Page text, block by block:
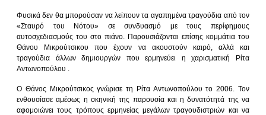
Φυσικά δεν θα μπορούσαν να λείπουν τα αγαπημένα τραγούδια από τον
«Σταυρό του Νότου» σε συνδυασμό με τους περίφημους
αυτοσχεδιασμούς του στο πιάνο. Παρουσιάζονται επίσης κομμάτια του
Θάνου Μικρούτσικου που έχουν να ακουστούν καιρό, αλλά και
τραγούδια άλλων δημιουργών που ερμηνεύει η χαρισματική Ρίτα
Αντωνοπούλου .
Ο Θάνος Μικρούτσικος γνώρισε τη Ρίτα Αντωνοπούλου το 2006. Τον
ενθουσίασε αμέσως η σκηνική της παρουσία και η δυνατότητά της να
αφομοιώνει τους τρόπους ερμηνείας μεγάλων τραγουδιστριών και να